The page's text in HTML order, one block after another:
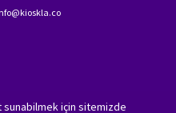
için sitemizde